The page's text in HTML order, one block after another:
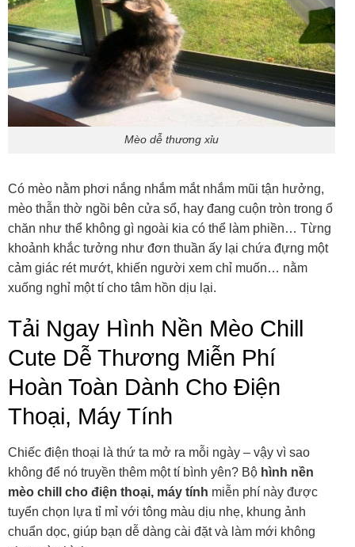
Mèo dễ thương xỉu
Có mèo nằm phơi nắng nhắm mắt nhắm mũi tận hưởng,
mèo thẫn thờ ngồi bên cửa sổ, hay đang cuộn tròn trong ổ
chăn như thể không gì ngoài kia có thể làm phiền… Từng
khoảnh khắc tưởng như đơn thuần ấy lại chứa đựng một
cảm giác rét mướt, khiến người xem chỉ muốn… nằm
xuống nghỉ một tí cho tâm hồn dịu lại.
Tải Ngay Hình Nền Mèo Chill
Cute Dễ Thương Miễn Phí
Hoàn Toàn Dành Cho Điện
Thoại, Máy Tính
Chiếc điện thoại là thứ ta mở ra mỗi ngày – vậy vì sao
không để nó truyền thêm một tí bình yên? Bộ hình nền
mèo chill cho điện thoại, máy tính miễn phí này được
tuyển chọn lựa tỉ mỉ với tông màu dịu nhẹ, khung ảnh
chuẩn dọc, giúp bạn dễ dàng cài đặt và làm mới không